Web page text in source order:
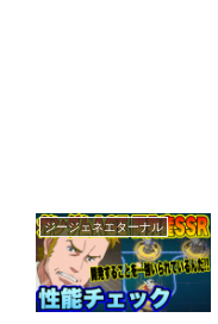
ジージェネエターナル